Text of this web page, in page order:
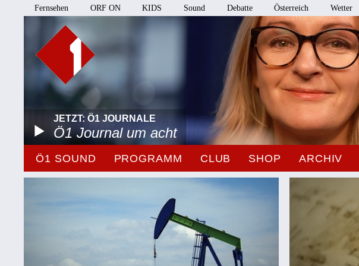
Fernsehen ORF ON KIDS Sound Debatte Österreich Wetter
JETZT: Ö1 JOURNALE
Ö1 Journal um acht
Ö1 SOUND PROGRAMM CLUB SHOP ARCHIV